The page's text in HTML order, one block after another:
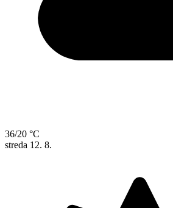
36/20 °C
streda 12. 8.